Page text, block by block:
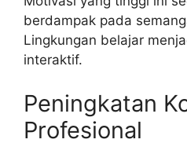
berdampak pada
Lingkungan belajar
interaktif.
Peningkatan
Profesional